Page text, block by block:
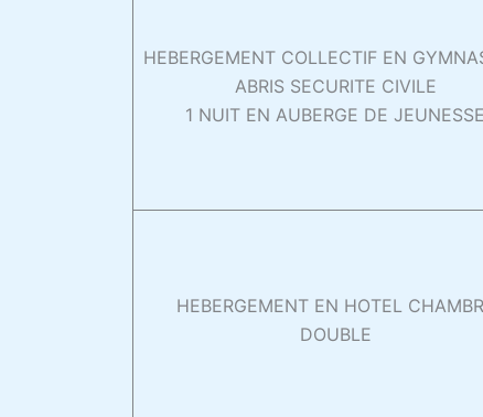
HEBERGEMENT COLLECTIF EN
ABRIS SECURITE CIVILE
1 NUIT EN AUBERGE DE JEUNESSE
HEBERGEMENT EN HOTEL
DOUBLE